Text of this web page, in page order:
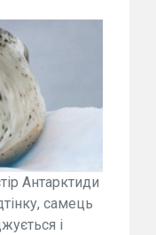
Антарктиди
самець
і